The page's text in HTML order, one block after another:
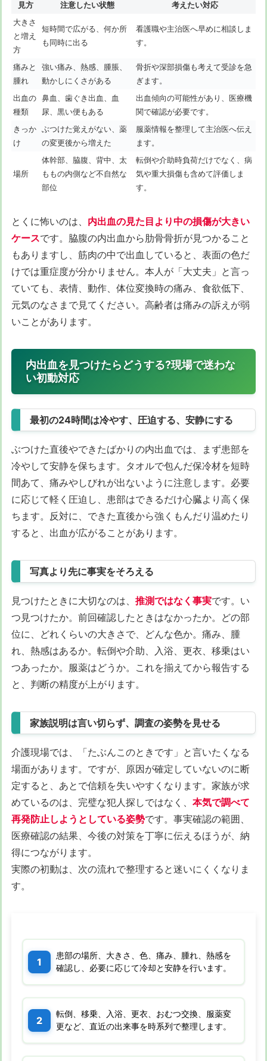
見方 注意したい状態
考えたい対応
大きさ
と増え
方
短時間で広がる、何か所
も同時に出る
看護職や主治医へ早めに相談しま
す。
痛みと
腫れ
強い痛み、熱感、腫脹、
動かしにくさがある
骨折や深部損傷も考えて受診を急
ぎます。
出血の
種類
鼻血、歯ぐき出血、血
尿、黒い便もある
出血傾向の可能性があり、医療機
関で確認が必要です。
きっか
け
ぶつけた覚えがない、薬
の変更後から増えた
服薬情報を整理して主治医へ伝え
ます。
場所
体幹部、脇腹、背中、太
ももの内側など不自然な
部位
転倒や介助時負荷だけでなく、病
気や重大損傷も含めて評価しま
す。
とくに怖いのは、 内出血の見た目より中の損傷が大きい
ケースです。脇腹の内出血から肋骨骨折が見つかること
もありますし、筋肉の中で出血していると、表面の色だ
けでは重症度が分かりません。本人が「大丈夫」と言っ
ていても、表情、動作、体位変換時の痛み、食欲低下、
元気のなさまで見てください。高齢者は痛みの訴えが弱
いことがあります。
内出血を見つけたらどうする?現場で迷わな
い初動対応
最初の24時間は冷やす、圧迫する、安静にする
ぶつけた直後やできたばかりの内出血では、まず患部を
冷やして安静を保ちます。タオルで包んだ保冷材を短時
間あて、痛みやしびれが出ないように注意します。必要
に応じて軽く圧迫し、患部はできるだけ心臓より高く保
ちます。反対に、できた直後から強くもんだり温めたり
すると、出血が広がることがあります。
写真より先に事実をそろえる
見つけたときに大切なのは、 推測ではなく事実です。い
つ見つけたか。前回確認したときはなかったか。どの部
位に、どれくらいの大きさで、どんな色か。痛み、腫
れ、熱感はあるか。転倒や介助、入浴、更衣、移乗はい
つあったか。服薬はどうか。これを揃えてから報告する
と、判断の精度が上がります。
家族説明は言い切らず、調査の姿勢を見せる
介護現場では、「たぶんこのときです」と言いたくなる
場面があります。ですが、原因が確定していないのに断
定すると、あとで信頼を失いやすくなります。家族が求
めているのは、完璧な犯人探しではなく、 本気で調べて
再発防止しようとしている姿勢です。事実確認の範囲、
医療確認の結果、今後の対策を丁寧に伝えるほうが、納
得につながります。
実際の初動は、次の流れで整理すると迷いにくくなりま
す。
患部の場所、大きさ、色、痛み、腫れ、熱感を
確認し、必要に応じて冷却と安静を行います。
転倒、移乗、入浴、更衣、おむつ交換、服薬変
更など、直近の出来事を時系列で整理します。